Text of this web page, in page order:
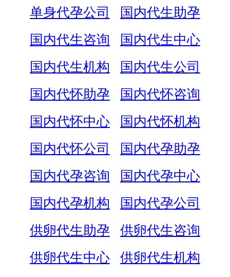
单身代孕公司
国内代生助孕
国内代生咨询
国内代生中心
国内代生机构
国内代生公司
国内代怀助孕
国内代怀咨询
国内代怀中心
国内代怀机构
国内代怀公司
国内代孕助孕
国内代孕咨询
国内代孕中心
国内代孕机构
国内代孕公司
供卵代生助孕
供卵代生咨询
供卵代生中心
供卵代生机构